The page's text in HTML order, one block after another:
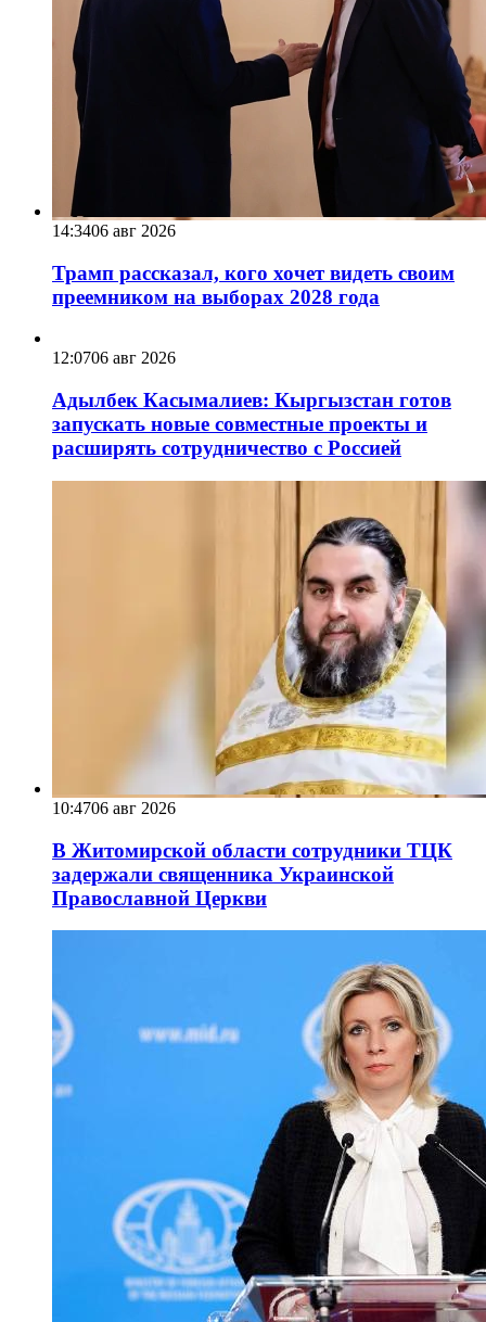
14:3406 авг 2026
Трамп рассказал, кого хочет видеть своим
преемником на выборах 2028 года
12:0706 авг 2026
Адылбек Касымалиев: Кыргызстан готов
запускать новые совместные проекты и
расширять сотрудничество с Россией
10:4706 авг 2026
В Житомирской области сотрудники ТЦК
задержали священника Украинской
Православной Церкви